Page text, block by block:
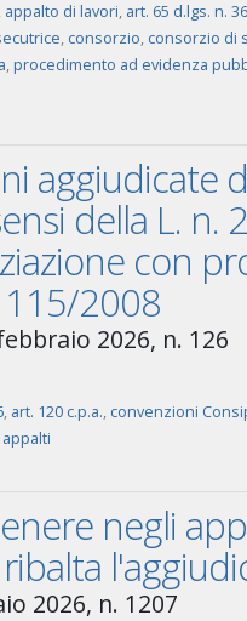
appalto di lavori, art. 65 d.lgs. n.
, consorzio, consorzio di
,procedimento ad evidenza
aggiudicate
della L. n.
con
115/2008
2026, n. 126
, art. 120 c.p.a., convenzioni
negli
2026, n. 1207